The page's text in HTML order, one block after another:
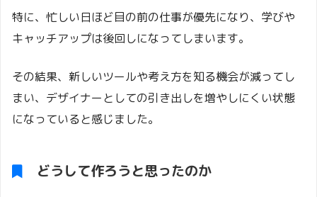
特に、忙しい日ほど目の前の仕事が優先になり、学びや
キャッチアップは後回しになってしまいます。
その結果、新しいツールや考え方を知る機会が減ってし
まい、デザイナーとしての引き出しを増やしにくい状態
になっていると感じました。
どうして作ろうと思ったのか